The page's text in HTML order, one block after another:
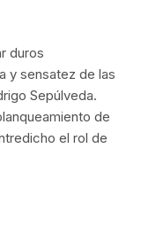
duros
y sensatez de las
Sepúlveda.
de
el rol de